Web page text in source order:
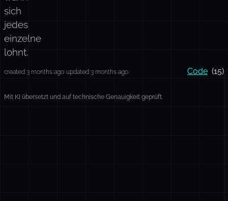
sich
jedes
einzelne
lohnt.
created 3 months ago updated 3 months ago Code (15)
Mit KI übersetzt und auf technische Genauigkeit geprüft.